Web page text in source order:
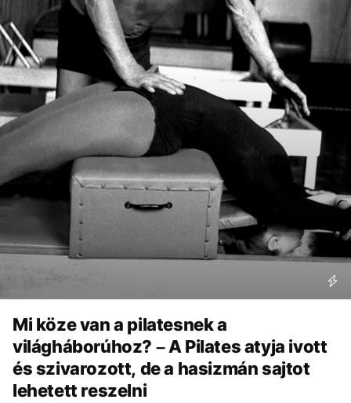
Mi köze van a pilatesnek a
világháborúhoz? – A Pilates atyja ivott
és szivarozott, de a hasizmán sajtot
lehetett reszelni